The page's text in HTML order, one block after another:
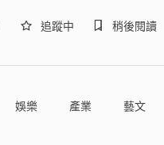
追蹤中 稍後閱讀
娛樂 產業 藝文